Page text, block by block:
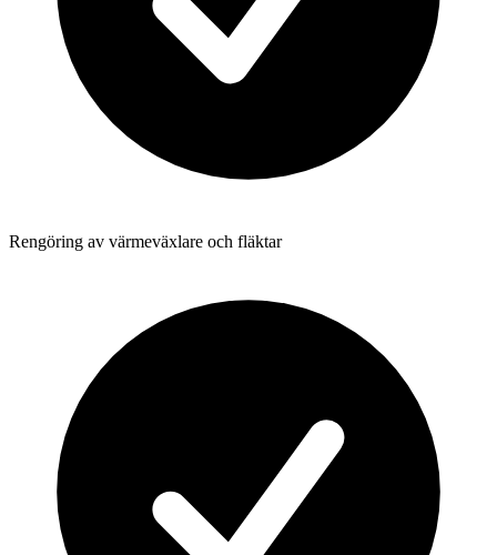
Rengöring av värmeväxlare och fläktar